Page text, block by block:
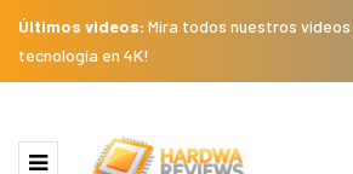
Últimos videos: Mira todos nuestros videos
tecnología en 4K!